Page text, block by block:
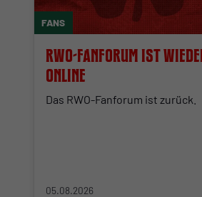
FANS
RWO-Fanforum ist
online
Das RWO-Fanforum ist zurück.
05.08.2026